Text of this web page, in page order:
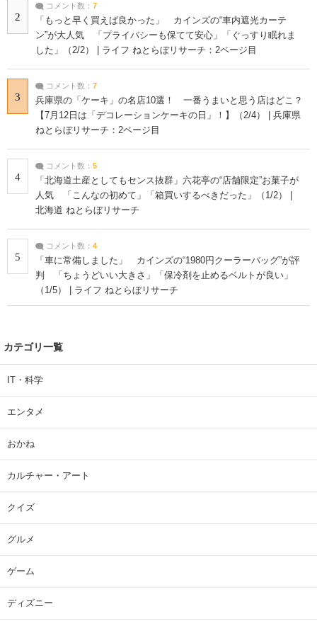
2
コメント数： 7
「もっと早く買えば良かった」 カインズの“車内遮光カーテ
ン”が大人気 「プライバシーも保てて安心」「ぐっすり眠れま
した」（2/2） | ライフ ねとらぼリサーチ：2ページ目
3
コメント数： 7
兵庫県の「ケーキ」の名店10選！ 一番うまいと思う店はどこ？
【7月12日は「デコレーションケーキの日」！】（2/4） | 兵庫県
ねとらぼリサーチ：2ページ目
4
コメント数： 5
「北海道土産としてもセンス抜群」六花亭の“店舗限定”お菓子が
人気 「こんなの初めて」「箱買いするべきだった」（1/2） |
北海道 ねとらぼリサーチ
5
コメント数： 4
「車に常備しました」 カインズの“1980円クーラーバッグ”が評
判 「ちょうどいい大きさ」「保冷剤を止めるベルトが良い」
（1/5） | ライフ ねとらぼリサーチ
カテゴリ一覧
IT・科学
エンタメ
おかね
カルチャー・アート
クイズ
グルメ
ゲーム
ディズニー